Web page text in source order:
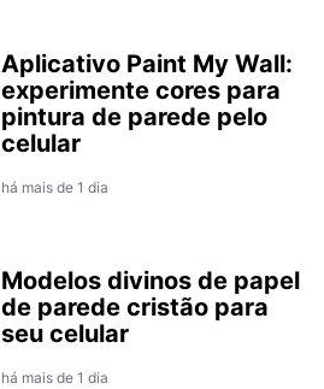
Aplicativo Paint My Wall:
experimente cores para
pintura de parede pelo
celular
há mais de 1 dia
Modelos divinos de papel
de parede cristão para
seu celular
há mais de 1 dia